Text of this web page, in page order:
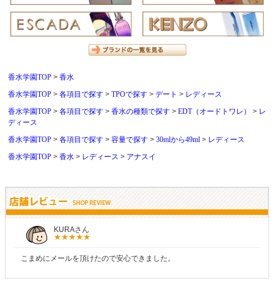
香水学園TOP
香水
香水学園TOP
各項目で探す TPOで探す デート
レディース
香水学園TOP
各項目で探す 香水の種類で探す EDT（オードトワレ）
レ
ディース
香水学園TOP
各項目で探す 容量で探す 30mlから49ml
レディース
香水学園TOP
香水 レディース アナスイ
しらすさん
商品が早く届いたのでよかったです。また利用させてもらいます！